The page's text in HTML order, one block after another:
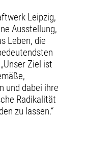
Leipzig,
Ausstellung,
Leben, die
Ziel ist
und dabei ihre
Radikalität
zu lassen.“